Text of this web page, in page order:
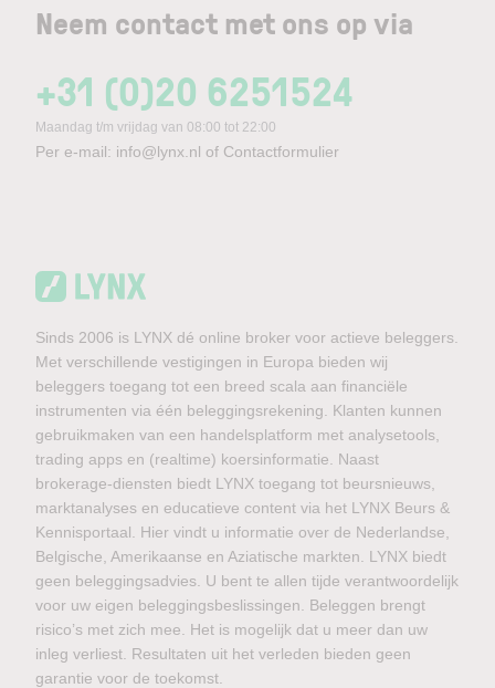
Neem contact met ons op via
+31 (0)20 6251524
Maandag t/m vrijdag van 08:00 tot 22:00
Per e-mail: info@lynx.nl of Contactformulier
Sinds 2006 is LYNX dé online broker voor actieve beleggers.
Met verschillende vestigingen in Europa bieden wij
beleggers toegang tot een breed scala aan financiële
instrumenten via één beleggingsrekening. Klanten kunnen
gebruikmaken van een handelsplatform met analysetools,
trading apps en (realtime) koersinformatie. Naast
brokerage-diensten biedt LYNX toegang tot beursnieuws,
marktanalyses en educatieve content via het LYNX Beurs &
Kennisportaal. Hier vindt u informatie over de Nederlandse,
Belgische, Amerikaanse en Aziatische markten. LYNX biedt
geen beleggingsadvies. U bent te allen tijde verantwoordelijk
voor uw eigen beleggingsbeslissingen. Beleggen brengt
risico’s met zich mee. Het is mogelijk dat u meer dan uw
inleg verliest. Resultaten uit het verleden bieden geen
garantie voor de toekomst.